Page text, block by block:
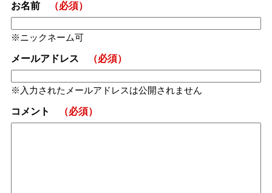
お名前 （必須）
ニックネーム可
メールアドレス （必須）
入力されたメールアドレスは公開されません
コメント （必須）